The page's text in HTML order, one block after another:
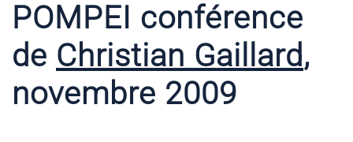
POMPEI conférence
de Christian Gaillard,
novembre 2009